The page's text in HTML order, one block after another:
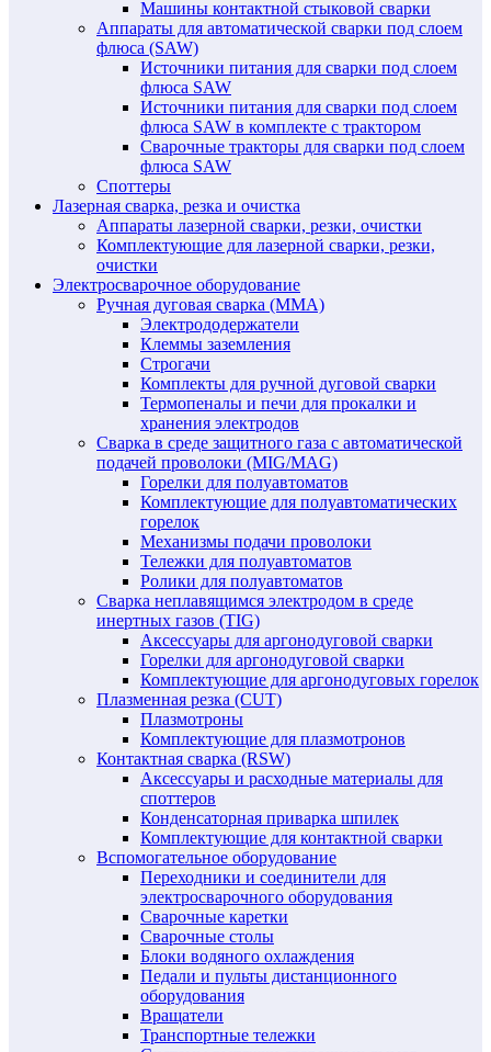
Машины контактной стыковой сварки
Аппараты для автоматической сварки под слоем
флюса (SAW)
Источники питания для сварки под слоем
флюса SAW
Источники питания для сварки под слоем
флюса SAW в комплекте с трактором
Сварочные тракторы для сварки под слоем
флюса SAW
Споттеры
Лазерная сварка, резка и очистка
Аппараты лазерной сварки, резки, очистки
Комплектующие для лазерной сварки, резки,
очистки
Электросварочное оборудование
Ручная дуговая сварка (MMA)
Электрододержатели
Клеммы заземления
Строгачи
Комплекты для ручной дуговой сварки
Термопеналы и печи для прокалки и
хранения электродов
Сварка в среде защитного газа с автоматической
подачей проволоки (MIG/MAG)
Горелки для полуавтоматов
Комплектующие для полуавтоматических
горелок
Механизмы подачи проволоки
Тележки для полуавтоматов
Ролики для полуавтоматов
Сварка неплавящимся электродом в среде
инертных газов (TIG)
Аксессуары для аргонодуговой сварки
Горелки для аргонодуговой сварки
Комплектующие для аргонодуговых горелок
Плазменная резка (CUT)
Плазмотроны
Комплектующие для плазмотронов
Контактная сварка (RSW)
Аксессуары и расходные материалы для
споттеров
Конденсаторная приварка шпилек
Комплектующие для контактной сварки
Вспомогательное оборудование
Переходники и соединители для
электросварочного оборудования
Сварочные каретки
Сварочные столы
Блоки водяного охлаждения
Педали и пульты дистанционного
оборудования
Вращатели
Транспортные тележки